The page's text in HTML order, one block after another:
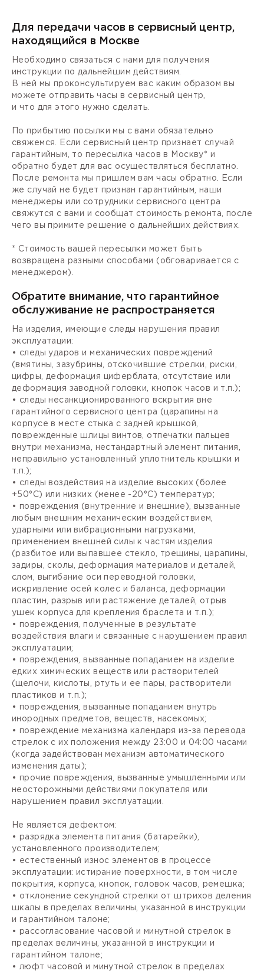
Для передачи часов в сервисный центр,
находящийся в Москве
Необходимо связаться с нами для получения
инструкции по дальнейшим действиям.
В ней мы проконсультируем вас каким образом вы
можете отправить часы в сервисный центр,
и что для этого нужно сделать.
По прибытию посылки мы с вами обязательно
свяжемся. Если сервисный центр признает случай
гарантийным, то пересылка часов в Москву* и
обратно будет для вас осуществляться бесплатно.
После ремонта мы пришлем вам часы обратно. Если
же случай не будет признан гарантийным, наши
менеджеры или сотрудники сервисного центра
свяжутся с вами и сообщат стоимость ремонта, после
чего вы примите решение о дальнейших действиях.
* Стоимость вашей пересылки может быть
возвращена разными способами (обговаривается с
менеджером).
Обратите внимание, что гарантийное
обслуживание не распространяется
На изделия, имеющие следы нарушения правил
эксплуатации:
• следы ударов и механических повреждений
(вмятины, зазубрины, отскочившие стрелки, риски,
цифры, деформация циферблата, отсутствие или
деформация заводной головки, кнопок часов и т.п.);
• следы несанкционированного вскрытия вне
гарантийного сервисного центра (царапины на
корпусе в месте стыка с задней крышкой,
поврежденные шлицы винтов, отпечатки пальцев
внутри механизма, нестандартный элемент питания,
неправильно установленный уплотнитель крышки и
т.п.);
• следы воздействия на изделие высоких (более
+50°С) или низких (менее -20°С) температур;
• повреждения (внутренние и внешние), вызванные
любым внешним механическим воздействием,
ударными или вибрационными нагрузками,
применением внешней силы к частям изделия
(разбитое или выпавшее стекло, трещины, царапины,
задиры, сколы, деформация материалов и деталей,
слом, выгибание оси переводной головки,
искривление осей колес и баланса, деформации
пластин, разрыв или растяжение деталей, отрыв
ушек корпуса для крепления браслета и т.п.);
• повреждения, полученные в результате
воздействия влаги и связанные с нарушением правил
эксплуатации;
• повреждения, вызванные попаданием на изделие
едких химических веществ или растворителей
(щелочи, кислоты, ртуть и ее пары, растворители
пластиков и т.п.);
• повреждения, вызванные попаданием внутрь
инородных предметов, веществ, насекомых;
• повреждение механизма календаря из-за перевода
стрелок с их положения между 23:00 и 04:00 часами
(когда задействован механизм автоматического
изменения даты);
• прочие повреждения, вызванные умышленными или
неосторожными действиями покупателя или
нарушением правил эксплуатации.
Не является дефектом:
• разрядка элемента питания (батарейки),
установленного производителем;
• естественный износ элементов в процессе
эксплуатации: истирание поверхности, в том числе
покрытия, корпуса, кнопок, головок часов, ремешка;
• отклонение секундной стрелки от штрихов деления
шкалы в пределах величины, указанной в инструкции
и гарантийном талоне;
• рассогласование часовой и минутной стрелок в
пределах величины, указанной в инструкции и
гарантийном талоне;
• люфт часовой и минутной стрелок в пределах